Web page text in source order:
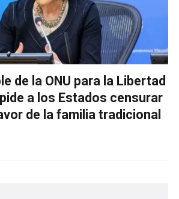
de la ONU para la Libertad
a los Estados censurar
de la familia tradicional